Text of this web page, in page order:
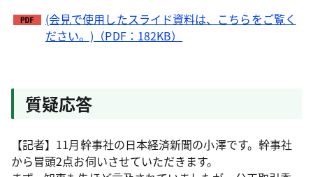
(会見で使用したスライド資料は、こちらをご覧く
ださい。)（PDF：182KB）
質疑応答
【記者】11月幹事社の日本経済新聞の小澤です。幹事社
から冒頭2点お伺いさせていただきます。